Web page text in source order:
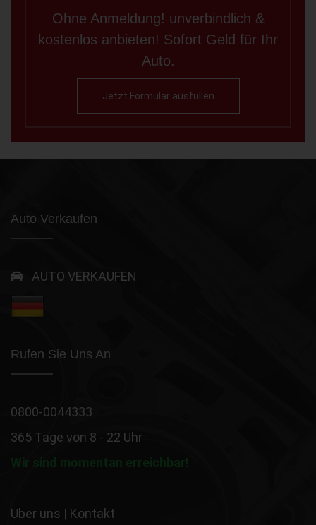
Ohne Anmeldung! unverbindlich &
kostenlos anbieten! Sofort Geld für Ihr
Auto.
Jetzt Formular ausfüllen
Auto Verkaufen
AUTO VERKAUFEN
Rufen Sie Uns An
0800-0044333
365 Tage von 8 - 22 Uhr
Wir sind momentan erreichbar!
Über uns | Kontakt